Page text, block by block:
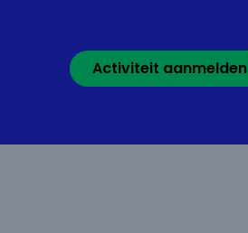
Activiteit aanmelden